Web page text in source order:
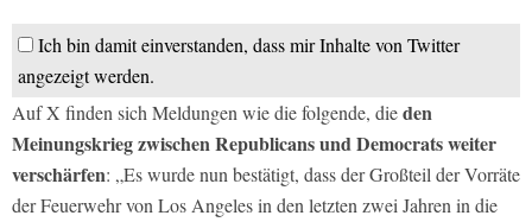
Ich bin damit einverstanden, dass mir Inhalte von Twitter
angezeigt werden.
Auf X finden sich Meldungen wie die folgende, dieden
Meinungskrieg zwischen Republicans und Democrats weiter
verschärfen: „Es wurde nun bestätigt, dass der Großteil der Vorräte
der Feuerwehr von Los Angeles in den letzten zwei Jahren in die